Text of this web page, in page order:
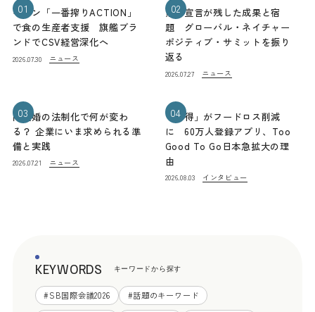
01
キリン「一番搾りACTION」
で食の生産者支援 旗艦ブラ
ンドでCSV経営深化へ
2026.07.30 ニュース
02
熊本宣言が残した成果と宿
題 グローバル・ネイチャー
ポジティブ・サミットを振り
返る
2026.07.27 ニュース
03
同性婚の法制化で何が変わ
る？ 企業にいま求められる準
備と実践
2026.07.21 ニュース
04
「お得」がフードロス削減
に 60万人登録アプリ、Too
Good To Go日本急拡大の理
由
2026.08.03 インタビュー
KEYWORDS キーワードから探す
#SB国際会議2026 #話題のキーワード